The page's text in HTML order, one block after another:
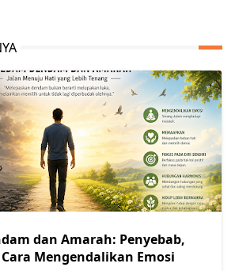
dan Amarah: Penyebab,
Mengendalikan Emosi